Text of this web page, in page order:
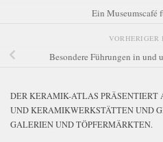
Ein Museumscafé
VORHERIGER
Besondere Führungen in und
DER KERAMIK-ATLAS PRÄSENTIERT
UND KERAMIKWERKSTÄTTEN UND
GALERIEN UND TÖPFERMÄRKTEN.